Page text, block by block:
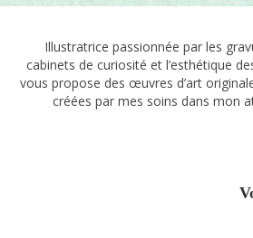
Illustratrice passionnée par les
cabinets de curiosité et l’esthétique
vous propose des œuvres d’art
créées par mes soins dans mon